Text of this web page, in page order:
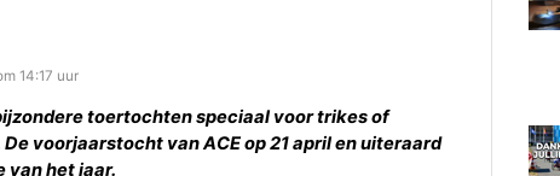
CycleVision
Oliebollentocht
Lokale
Forum
14:17 uur
toertochten speciaal voor trikes of
voorjaarstocht van ACE op 21 april en uiteraard
van het jaar.